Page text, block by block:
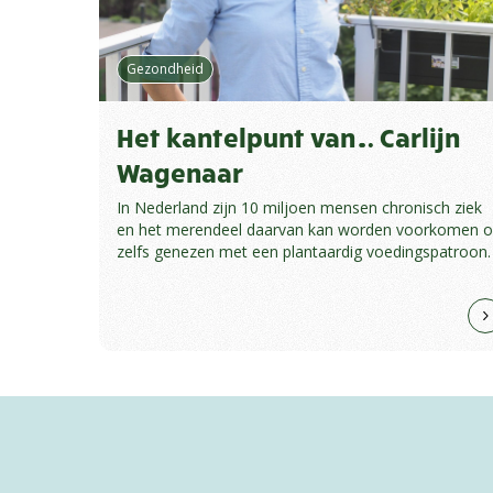
Gezondheid
Het kantelpunt van… Carlijn
Wagenaar
In Nederland zijn 10 miljoen mensen chronisch ziek
en het merendeel daarvan kan worden voorkomen
zelfs genezen met een plantaardig voedingspatroon.